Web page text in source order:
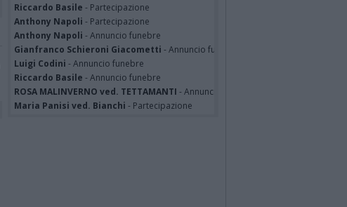
Riccardo Basile - Partecipazione
Anthony Napoli - Partecipazione
Anthony Napoli - Annuncio funebre
Gianfranco Schieroni Giacometti - Annuncio funebre
Luigi Codini - Annuncio funebre
Riccardo Basile - Annuncio funebre
ROSA MALINVERNO ved. TETTAMANTI - Annuncio funebre
Maria Panisi ved. Bianchi - Partecipazione